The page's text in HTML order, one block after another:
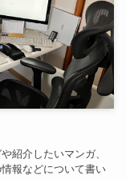
紹介したいマンガ、
報などについて書い